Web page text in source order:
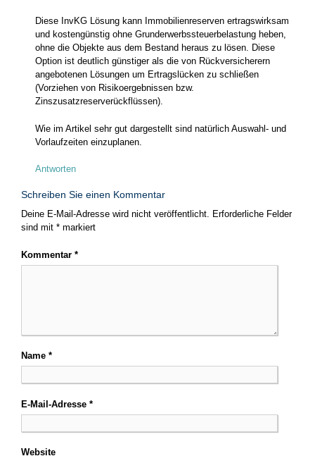
Diese InvKG Lösung kann Immobilienreserven ertragswirksam
und kostengünstig ohne Grunderwerbssteuerbelastung heben,
ohne die Objekte aus dem Bestand heraus zu lösen. Diese
Option ist deutlich günstiger als die von Rückversicherern
angebotenen Lösungen um Ertragslücken zu schließen
(Vorziehen von Risikoergebnissen bzw.
Zinszusatzreserverückflüssen).
Wie im Artikel sehr gut dargestellt sind natürlich Auswahl- und
Vorlaufzeiten einzuplanen.
Antworten
Schreiben Sie einen Kommentar
Deine E-Mail-Adresse wird nicht veröffentlicht. Erforderliche Felder
sind mit * markiert
Kommentar *
Name *
E-Mail-Adresse *
Website